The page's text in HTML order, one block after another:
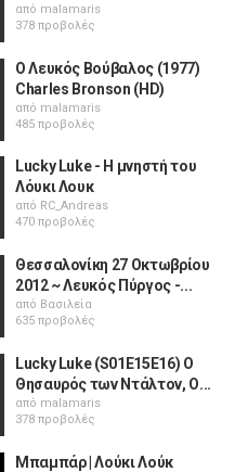
από malamaris
378 προβολές
Ο Λευκός Βούβαλος (1977)
Charles Bronson (HD)
από malamaris
485 προβολές
Lucky Luke - Η μνηστή του
Λόυκι Λουκ
από RC_Andreas
470 προβολές
Θεσσαλονίκη 27 Οκτωβρίου
2012 ~ Λευκός Πύργος -...
από Βασιλεία
635 προβολές
Lucky Luke (S01E15Ε16) Ο
Θησαυρός των Ντάλτον, Ο...
από malamaris
378 προβολές
Μπαμπάρ | Λούκι Λούκ